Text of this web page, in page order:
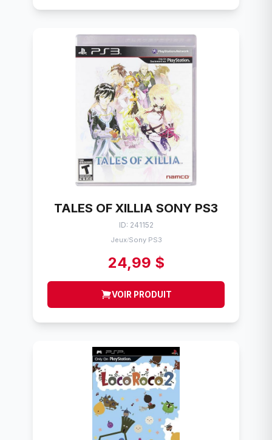
TALES OF XILLIA SONY PS3
ID: 241152
Jeux/Sony PS3
24,99 $
VOIR PRODUIT